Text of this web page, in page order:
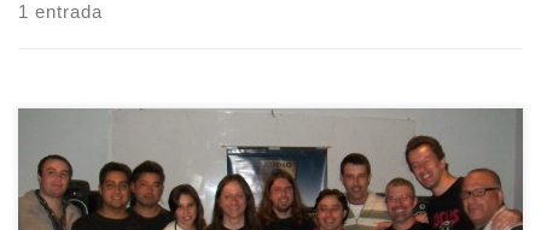
1 entrada